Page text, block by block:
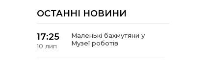
ОСТАННІ НОВИНИ
17:25
10 лип
Маленькі бахмутяни у
Музеї роботів